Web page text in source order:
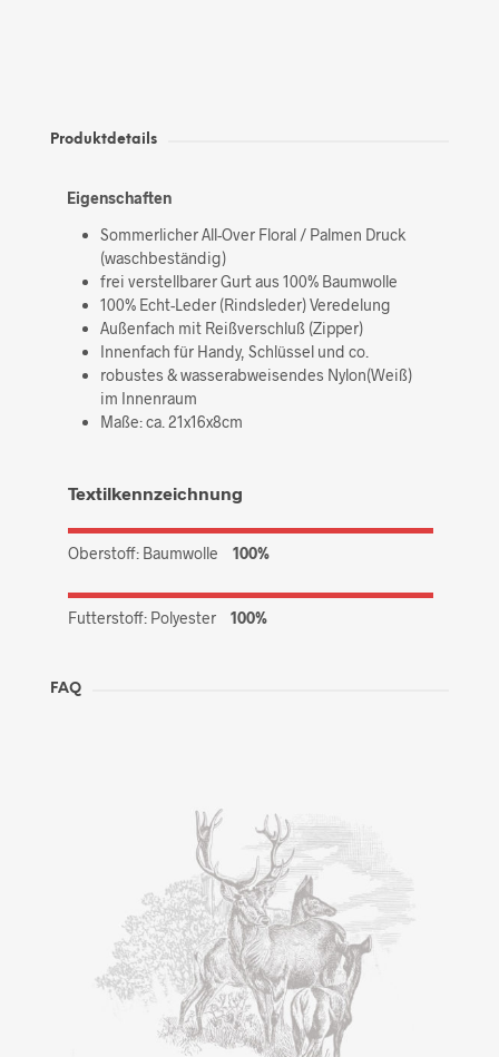
Produktdetails
Eigenschaften
Sommerlicher All-Over Floral / Palmen Druck
(waschbeständig)
frei verstellbarer Gurt aus 100% Baumwolle
100% Echt-Leder (Rindsleder) Veredelung
Außenfach mit Reißverschluß (Zipper)
Innenfach für Handy, Schlüssel und co.
robustes & wasserabweisendes Nylon(Weiß)
im Innenraum
Maße: ca. 21x16x8cm
Textilkennzeichnung
Oberstoff: Baumwolle 100%
Futterstoff: Polyester 100%
FAQ